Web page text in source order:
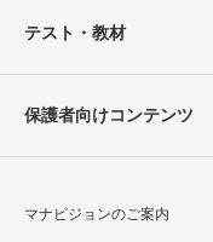
テスト・教材
保護者向けコンテンツ
マナビジョンのご案内